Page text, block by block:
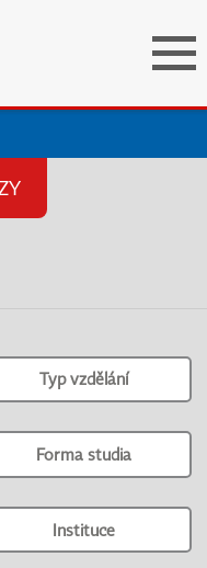
Typ vzdělání
Forma studia
Instituce